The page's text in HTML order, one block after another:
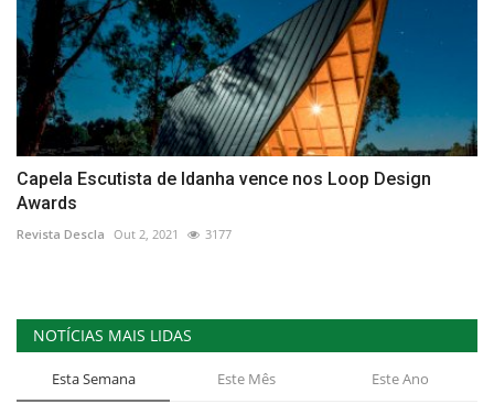
Capela Escutista de Idanha vence nos Loop Design
Awards
Revista Descla Out 2, 2021 3177
NOTÍCIAS MAIS LIDAS
Esta Semana Este Mês Este Ano